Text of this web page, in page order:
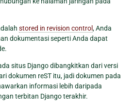
stored in revision control, Anda
dokumentasi seperti Anda dapat
situs Django dibangkitkan dari versi
dokumen reST itu, jadi dokumen pada
informasi lebih daripada
terbitan Django terakhir.